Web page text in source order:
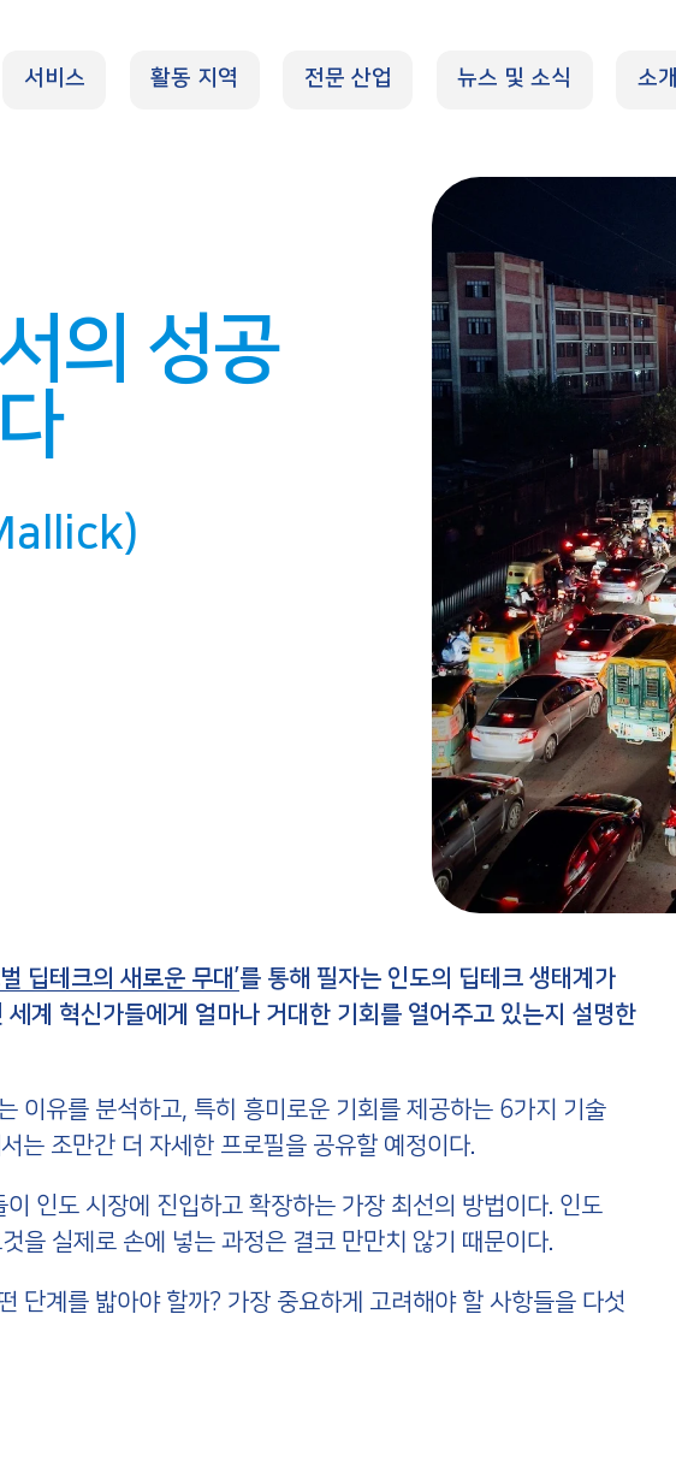
서비스 활동 지역 전문 산업 뉴스 및 소식 소개
의 성공
딥테크의 새로운 무대’를 통해 필자는 인도의 딥테크 생태계가
계 혁신가들에게 얼마나 거대한 기회를 열어주고 있는지 설명한
이유를 분석하고, 특히 흥미로운 기회를 제공하는 6가지 기술
는 조만간 더 자세한 프로필을 공유할 예정이다.
인도 시장에 진입하고 확장하는 가장 최선의 방법이다. 인도
을 실제로 손에 넣는 과정은 결코 만만치 않기 때문이다.
단계를 밟아야 할까? 가장 중요하게 고려해야 할 사항들을 다섯